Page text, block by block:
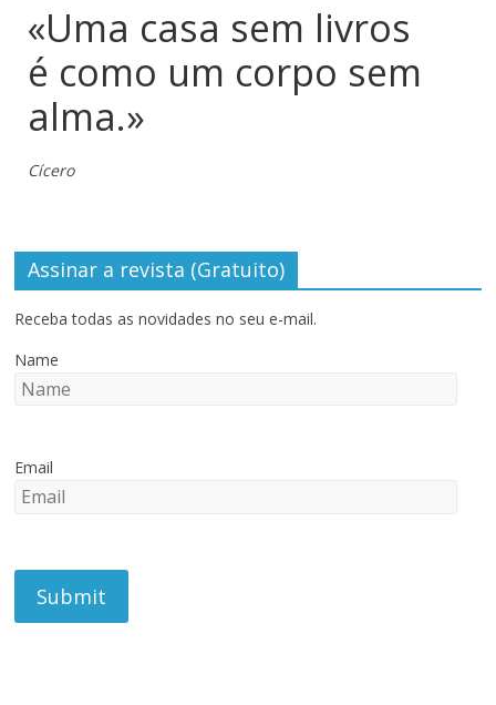
«Uma casa sem livros
é como um corpo sem
alma.»
Cícero
Assinar a revista (Gratuito)
Receba todas as novidades no seu e-mail.
Name
Email